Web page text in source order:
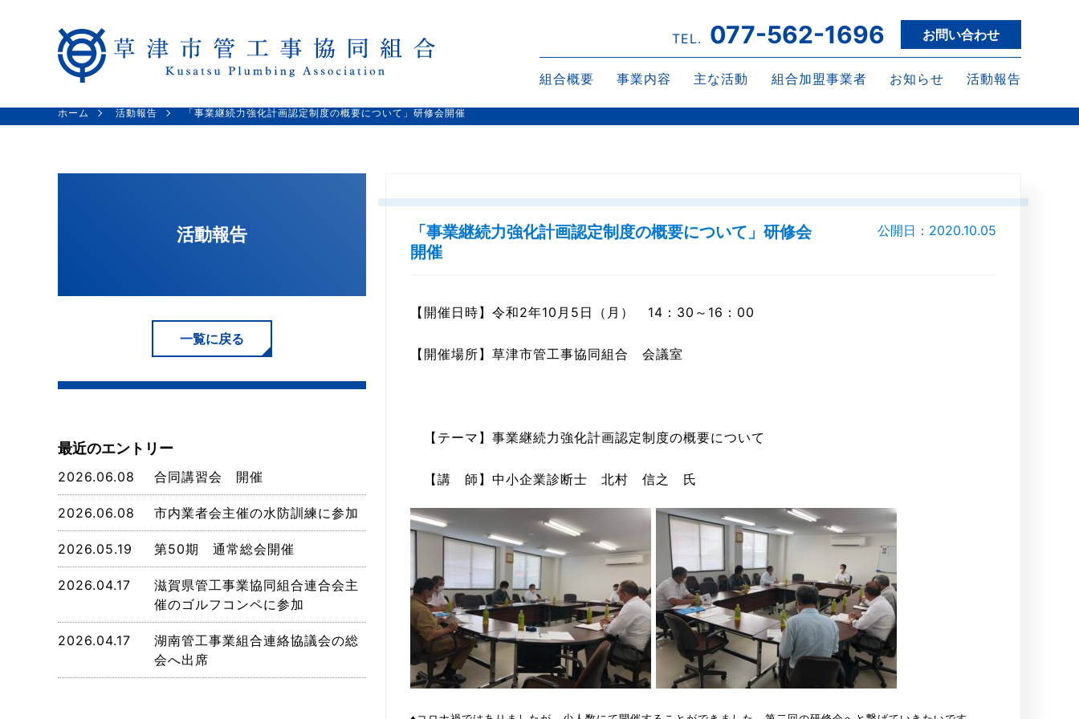
TEL. 077-562-1696 お問い合わせ
組合概要 事業内容 主な活動 組合加盟事業者 お知らせ 活動報告
ホーム 活動報告 「事業継続力強化計画認定制度の概要について」研修会開催
活動報告
一覧に戻る
最近のエントリー
2026.06.08 合同講習会 開催
2026.06.08 市内業者会主催の水防訓練に参加
2026.05.19 第50期 通常総会開催
2026.04.17
滋賀県管工事業協同組合連合会主
催のゴルフコンペに参加
2026.04.17
湖南管工事業組合連絡協議会の総
会へ出席
「事業継続力強化計画認定制度の概要について」研修会
開催
公開日：2020.10.05
【開催日時】令和2年10月5日（月） 14：30～16：00
【開催場所】草津市管工事協同組合 会議室
【テーマ】事業継続力強化計画認定制度の概要について
【講 師】中小企業診断士 北村 信之 氏